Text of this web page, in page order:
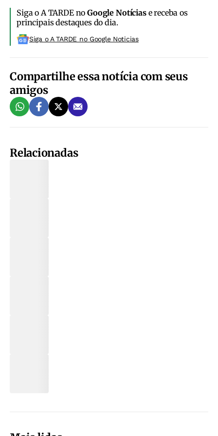
Siga o A TARDE noGoogle Notíciase receba os
principais destaques do dia.
Siga o A TARDE no Google Noticias
Compartilhe essa notícia com seus
amigos
Relacionadas